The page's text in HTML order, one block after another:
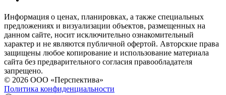
Информация о ценах, планировках, а также специальных
предложениях и визуализации объектов, размещенных на
данном сайте, носит исключительно ознакомительный
характер и не являются публичной офертой. Авторские права
защищены любое копирование и использование материала
сайта без предварительного согласия правообладателя
запрещено.
© 2026 ООО «Перспектива»
Политика конфиденциальности